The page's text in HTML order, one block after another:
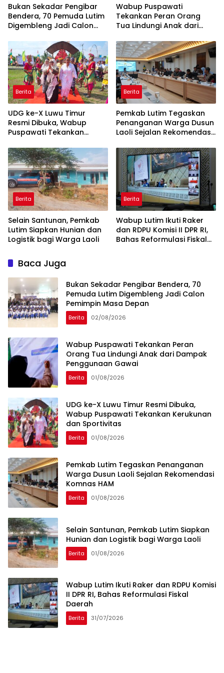
‎Bukan Sekadar Pengibar
Bendera, 70 Pemuda Lutim
Digembleng Jadi Calon
Wabup Puspawati
Tekankan Peran Orang
Tua Lindungi Anak dari
Gawai
Berita
UDG ke-X Luwu Timur
Resmi Dibuka, Wabup
Puspawati Tekankan
Berita
Pemkab Lutim Tegaskan
Penanganan Warga Dusun
Laoli Sejalan Rekomendasi
Berita
Selain Santunan, Pemkab
Lutim Siapkan Hunian dan
Logistik bagi Warga Laoli
Berita
Wabup Lutim Ikuti Raker
dan RDPU Komisi II DPR RI,
Bahas Reformulasi Fiskal
Baca Juga
‎Bukan Sekadar Pengibar Bendera, 70
Pemuda Lutim Digembleng Jadi Calon
Pemimpin Masa Depan
Berita 02/08/2026
Wabup Puspawati Tekankan Peran
Orang Tua Lindungi Anak dari Dampak
Penggunaan Gawai
Berita 01/08/2026
UDG ke-X Luwu Timur Resmi Dibuka,
Wabup Puspawati Tekankan Kerukunan
dan Sportivitas
Berita 01/08/2026
Pemkab Lutim Tegaskan Penanganan
Warga Dusun Laoli Sejalan Rekomendasi
Komnas HAM
Berita 01/08/2026
Selain Santunan, Pemkab Lutim Siapkan
Hunian dan Logistik bagi Warga Laoli
Berita 01/08/2026
Wabup Lutim Ikuti Raker dan RDPU Komisi
II DPR RI, Bahas Reformulasi Fiskal
Daerah
Berita 31/07/2026